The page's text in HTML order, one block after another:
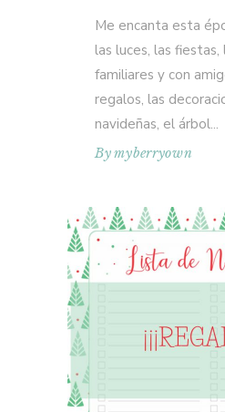
Me encanta esta
las luces, las fiestas,
familiares y con
regalos, las
navideñas, el árbol
Bymyberryown